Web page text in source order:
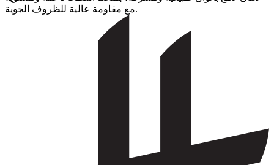
مع مقاومة عالية للظروف الجوية.